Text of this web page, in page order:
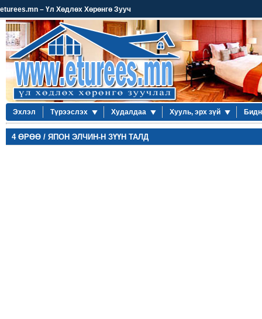
eturees.mn – Үл Хөдлөх Хөрөнгө Зууч
Эхлэл Түрээслэх Худалдаа Хууль, эрх зүй
4 ӨРӨӨ / ЯПОН ЭЛЧИН-Н ЗҮҮН ТАЛД